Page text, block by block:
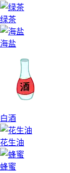
绿茶
海盐
白酒
花生油
蜂蜜